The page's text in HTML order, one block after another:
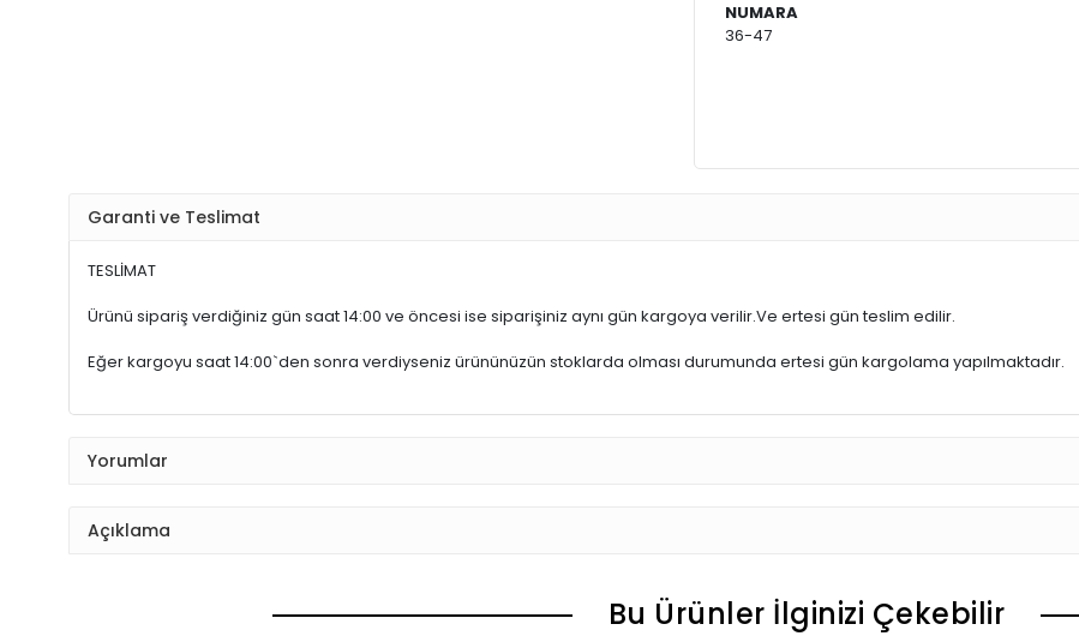
NUMARA
36-47
Garanti ve Teslimat
TESLİMAT
Ürünü sipariş verdiğiniz gün saat 14:00 ve öncesi ise siparişiniz aynı gün kargoya verilir.Ve ertesi gün teslim edilir.
Eğer kargoyu saat 14:00`den sonra verdiyseniz ürününüzün stoklarda olması durumunda ertesi gün kargolama yapılmaktadır.
Yorumlar
Açıklama
Bu Ürünler İlginizi Çekebilir